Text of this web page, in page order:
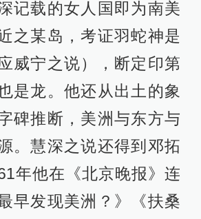
记载的女人国即为南美
之某岛，考证羽蛇神是
威宁之说），断定印第
是龙。他还从出土的象
碑推断，美洲与东方与
。慧深之说还得到邓拓
年他在《北京晚报》连
早发现美洲？》《扶桑